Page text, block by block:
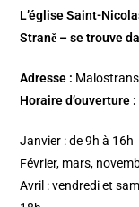
L’église Saint-
Straně – se trouve
Adresse :
Horaire d’ouverture :
Janvier : de 9h à 16h
Février, mars,
Avril : vendredi et